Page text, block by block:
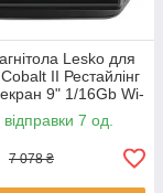
Lesko для
II Рестайлінг
9" 1/16Gb Wi-
7 шт.
7 од.
7 078 ₴